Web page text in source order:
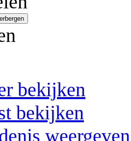
bekijken
bekijken
weergeven